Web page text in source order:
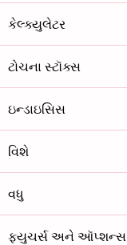
કેલ્ક્યુલેટર
ટોચના સ્ટૉક્સ
ઇન્ડાઇસિસ
વિશે
વધુ
ફ્યુચર્સ અને ઑપ્શન્સ